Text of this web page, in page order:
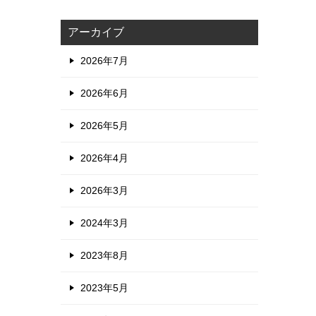
アーカイブ
2026年7月
2026年6月
2026年5月
2026年4月
2026年3月
2024年3月
2023年8月
2023年5月